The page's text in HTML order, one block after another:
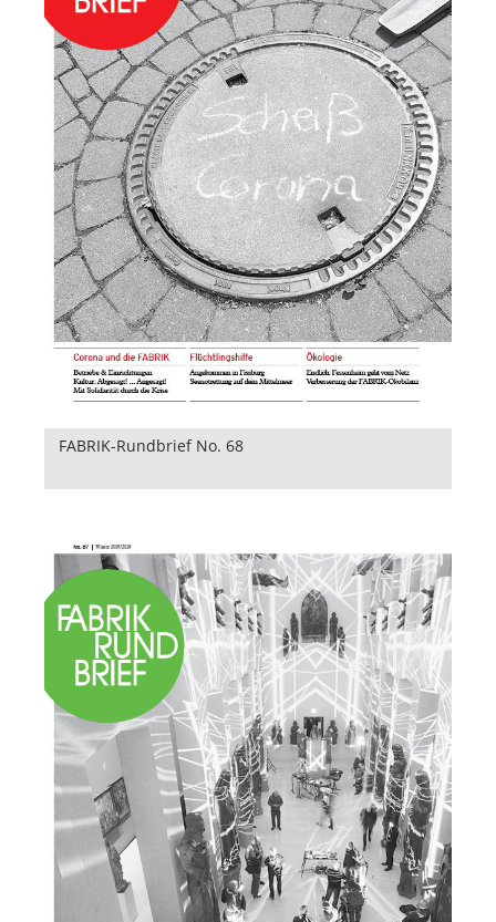
FABRIK-Rundbrief No. 68